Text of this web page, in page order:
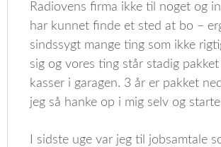
Radiovens firma ikke til noget og
har kunnet finde et sted at bo –
sindssygt mange ting som ikke
sig og vores ting står stadig
kasser i garagen. 3 år er pakket
jeg så hanke op i mig selv og
I sidste uge var jeg til jobsamtale